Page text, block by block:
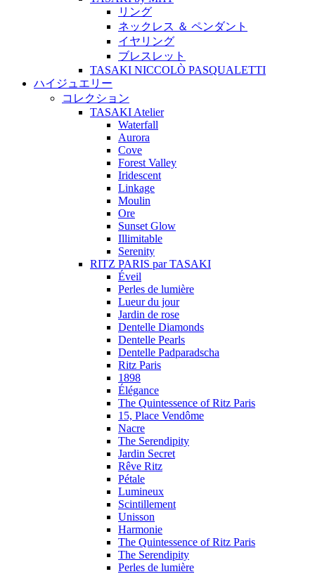
リング
ネックレス ＆ ペンダント
イヤリング
ブレスレット
TASAKI NICCOLÒ PASQUALETTI
ハイジュエリー
コレクション
TASAKI Atelier
Waterfall
Aurora
Cove
Forest Valley
Iridescent
Linkage
Moulin
Ore
Sunset Glow
Illimitable
Serenity
RITZ PARIS par TASAKI
Éveil
Perles de lumière
Lueur du jour
Jardin de rose
Dentelle Diamonds
Dentelle Pearls
Dentelle Padparadscha
Ritz Paris
1898
Élégance
The Quintessence of Ritz Paris
15, Place Vendôme
Nacre
The Serendipity
Jardin Secret
Rêve Ritz
Pétale
Lumineux
Scintillement
Unisson
Harmonie
The Quintessence of Ritz Paris
The Serendipity
Perles de lumière